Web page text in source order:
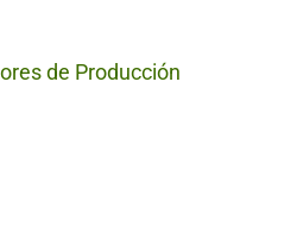
de Producción